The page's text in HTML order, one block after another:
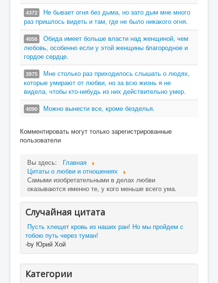
4372
Не бывает огня без дыма, но зато дым мне много
раз пришлось видеть и там, где не было никакого огня.
4056
Обида имеет больше власти над женщиной, чем
любовь, особенно если у этой женщины благородное и
гордое сердце.
3975
Мне столько раз приходилось слышать о людях,
которые умирают от любви, но за всю жизнь я не
видела, чтобы кто-нибудь из них действительно умер.
4090 Можно вынести все, кроме безделья.
Комментировать могут только зарегистрированные
пользователи
Вы здесь:
Главная
Цитаты о любви и отношениях
Самыми изобретательными в делах любви
оказываются именно те, у кого меньше всего ума.
Случайная цитата
Пусть хлещет кровь из наших ран! Но мы пройдем с
тобою путь через туман!
-by Юрий Хой
Категории